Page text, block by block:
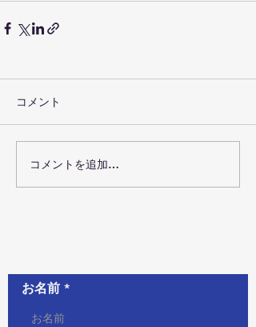
コメント
コメントを追加…
お名前